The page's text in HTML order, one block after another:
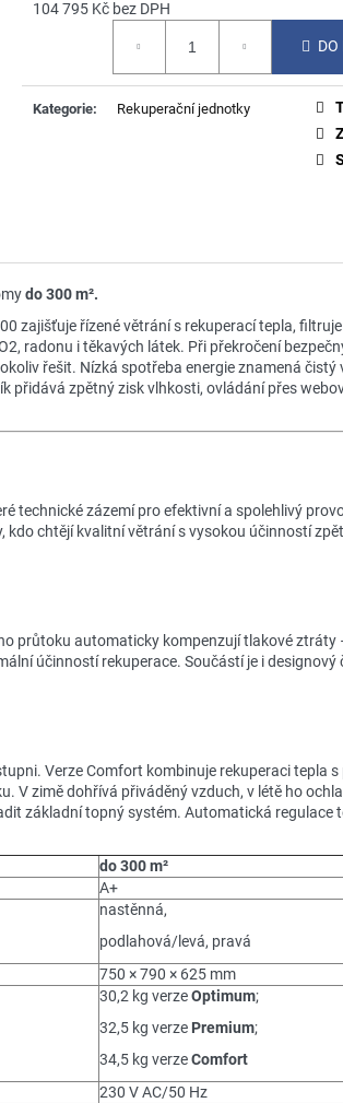
104 795 Kč bez DPH
DO
Kategorie: Rekuperační jednotky
do 300 m².
zajišťuje řízené větrání s rekuperací tepla,
radonu i těkavých látek. Při překročení
řešit. Nízká spotřeba energie znamená čistý
přidává zpětný zisk vlhkosti, ovládání přes
technické zázemí pro efektivní a spolehlivý
chtějí kvalitní větrání s vysokou účinností
průtoku automaticky kompenzují tlakové ztráty
účinností rekuperace. Součástí je i designový
Verze Comfort kombinuje rekuperaci tepla
V zimě dohřívá přiváděný vzduch, v létě ho
základní topný systém. Automatická regulace
do 300 m²
A+
nastěnná,
podlahová/levá, pravá
750 × 790 × 625 mm
30,2 kg verzeOptimum;
32,5 kg verze Premium;
34,5 kg verzeComfort
230 V AC/50 Hz